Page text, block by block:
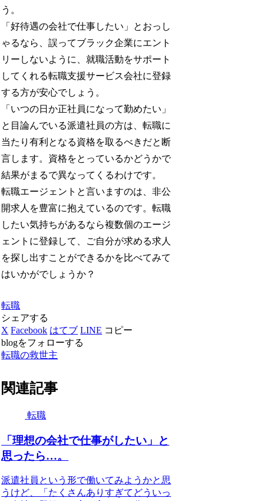
う。
「好待遇の会社で仕事したい」とおっし
ゃるなら、誤ってブラック企業にエント
リーしないように、就職活動をサポート
してくれる転職支援サービス会社に登録
する方が安心でしょう。
「いつの日か正社員になって勤めたい」
と目論んでいる派遣社員の方は、転職に
当たり有利となる資格を取るべきだと断
言します。資格をとっているかどうかで
結果がまるで異なってくるわけです。
転職エージェントと言いますのは、非公
開求人を豊富に抱えているのです。転職
したい気持ちがあるなら複数個のエージ
ェントに登録して、ご自分が求める求人
を探し出すことができるかを比べてみて
はいかがでしょうか？
転職
シェアする
X Facebook はてブ LINE コピー
blogをフォローする
転職の救世主
関連記事
転職
「理想の会社で仕事がしたい」と
思ったら…。
派遣社員という形で働いてみようかと思
うけど、「たくさんありすぎてどういっ